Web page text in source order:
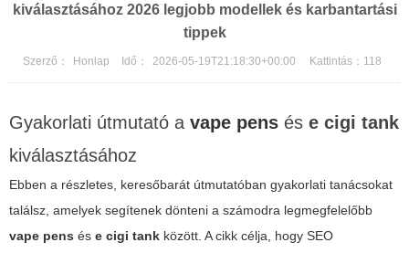
kiválasztásához 2026 legjobb modellek és karbantartási
tippek
Szerző： Honlap Idő： 2026-05-19T21:18:30+00:00 Kattintás： 118
Gyakorlati útmutató a vape pens és e cigi tank
kiválasztásához
Ebben a részletes, keresőbarát útmutatóban gyakorlati tanácsokat
találsz, amelyek segítenek dönteni a számodra legmegfelelőbb
vape pens és e cigi tank között. A cikk célja, hogy SEO